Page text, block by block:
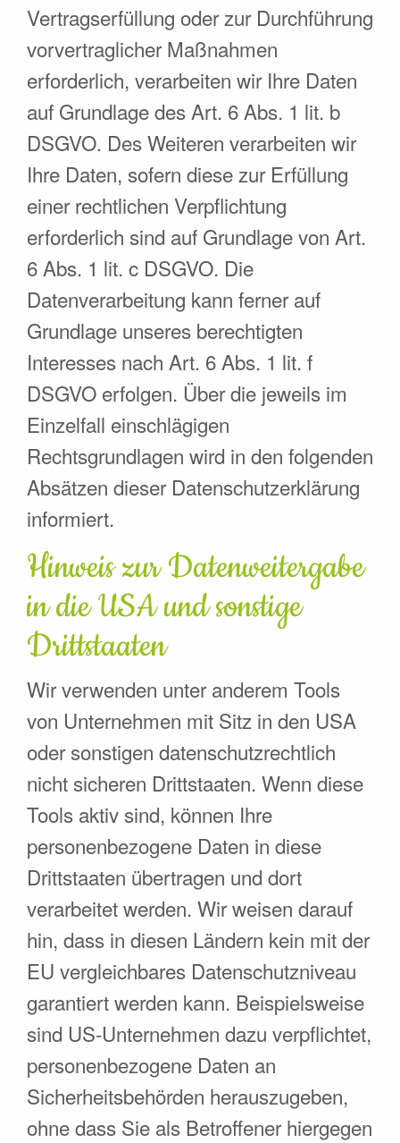
Vertragserfüllung oder zur Durchführung
vorvertraglicher Maßnahmen
erforderlich, verarbeiten wir Ihre Daten
auf Grundlage des Art. 6 Abs. 1 lit. b
DSGVO. Des Weiteren verarbeiten wir
Ihre Daten, sofern diese zur Erfüllung
einer rechtlichen Verpflichtung
erforderlich sind auf Grundlage von Art.
6 Abs. 1 lit. c DSGVO. Die
Datenverarbeitung kann ferner auf
Grundlage unseres berechtigten
Interesses nach Art. 6 Abs. 1 lit. f
DSGVO erfolgen. Über die jeweils im
Einzelfall einschlägigen
Rechtsgrundlagen wird in den folgenden
Absätzen dieser Datenschutzerklärung
informiert.
Hinweis zur Datenweitergabe
in die USA und sonstige
Drittstaaten
Wir verwenden unter anderem Tools
von Unternehmen mit Sitz in den USA
oder sonstigen datenschutzrechtlich
nicht sicheren Drittstaaten. Wenn diese
Tools aktiv sind, können Ihre
personenbezogene Daten in diese
Drittstaaten übertragen und dort
verarbeitet werden. Wir weisen darauf
hin, dass in diesen Ländern kein mit der
EU vergleichbares Datenschutzniveau
garantiert werden kann. Beispielsweise
sind US-Unternehmen dazu verpflichtet,
personenbezogene Daten an
Sicherheitsbehörden herauszugeben,
ohne dass Sie als Betroffener hiergegen